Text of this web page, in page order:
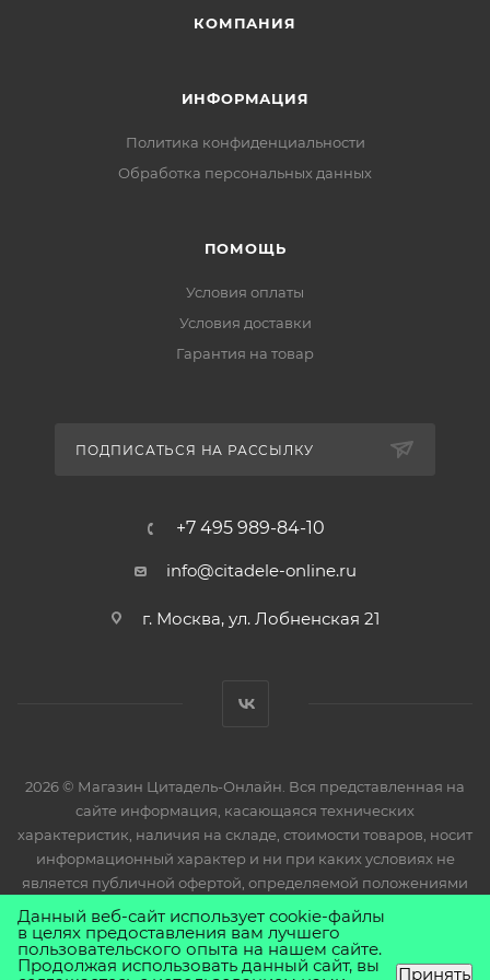
засорению изделия.
Комплект поставки:
КОМПАНИЯ
ИНФОРМАЦИЯ
Политика конфиденциальности
Обработка персональных данных
ПОМОЩЬ
Условия оплаты
Условия доставки
Гарантия на товар
ПОДПИСАТЬСЯ НА РАССЫЛКУ
+7 495 989-84-10
info@citadele-online.ru
г. Москва, ул. Лобненская 21
2026 © Магазин Цитадель-Онлайн. Вся представленная на
сайте информация, касающаяся технических
характеристик, наличия на складе, стоимости товаров, носит
информационный характер и ни при каких условиях не
является публичной офертой, определяемой положениями
Статьи 437(2) Гражданского кодекса РФ.
Данный веб-сайт использует cookie-файлы
в целях предоставления вам лучшего
пользовательского опыта на нашем сайте.
Продолжая использовать данный сайт, вы Принять